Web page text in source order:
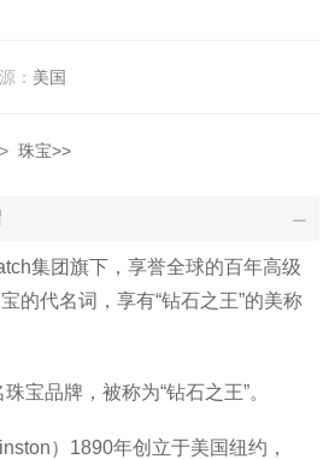
： 美国
珠宝>>
集团旗下，享誉全球的百年高级
的代名词，享有“钻石之王”的美称
宝品牌，被称为“钻石之王”。
）1890年创立于美国纽约，